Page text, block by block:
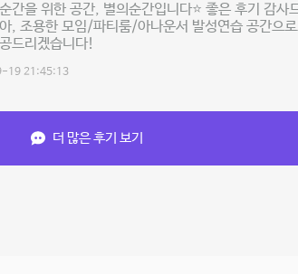
간을 위한 공간, 별의순간입니다⭐️ 좋은 후기 감사
, 조용한 모임/파티룸/아나운서 발성연습 공간으
드리겠습니다!
19 21:45:13
더 많은 후기 보기